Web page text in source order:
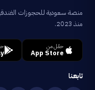
منصة سعودية للحجوزات
منذ 2023.
حمّل من
App Store
تابعنا